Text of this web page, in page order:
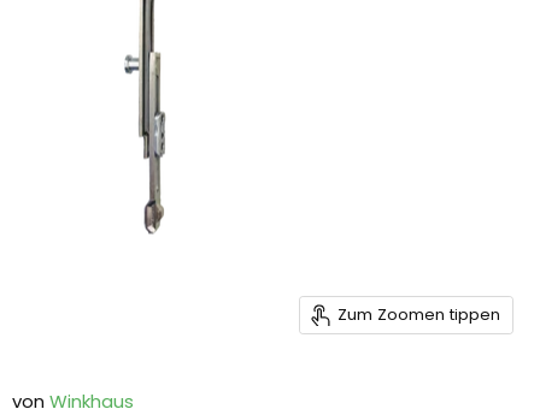
Zum Zoomen tippen
von Winkhaus